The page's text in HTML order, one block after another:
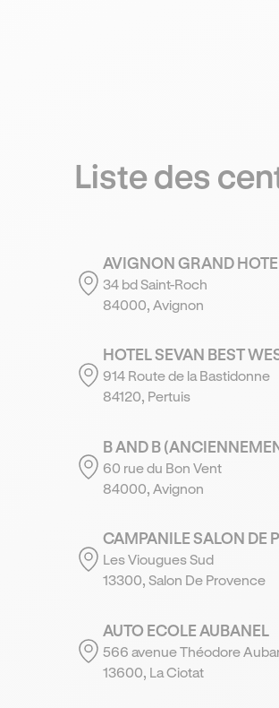
Liste des
AVIGNON GRAND
34 bd Saint-Roch
84000, Avignon
HOTEL SEVAN BEST
914 Route de la Bastidonne
84120, Pertuis
B AND B
60 rue du Bon Vent
84000, Avignon
CAMPANILE SALON DE
Les Viougues Sud
13300, Salon De Provence
AUTO ECOLE AUBANEL
566 avenue Théodore
13600, La Ciotat